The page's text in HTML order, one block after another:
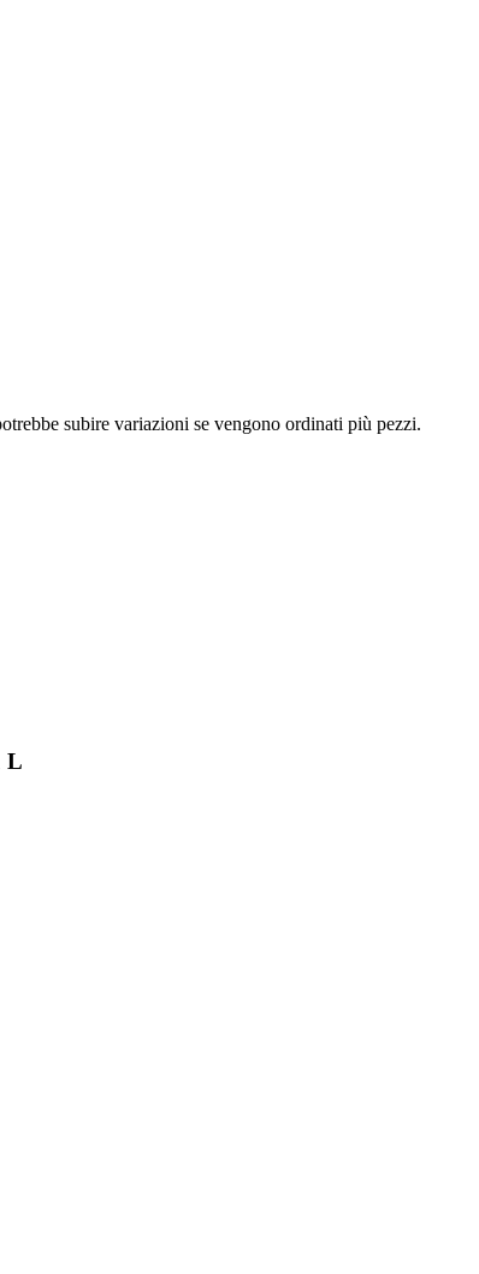
subire variazioni se vengono ordinati più pezzi.
L